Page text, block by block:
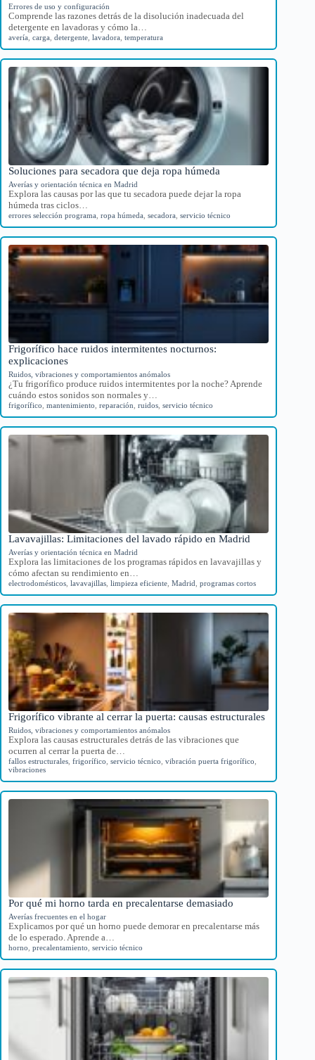
Errores de uso y configuración
Comprende las razones detrás de la disolución inadecuada del
detergente en lavadoras y cómo la…
avería carga detergente lavadora temperatura
Soluciones para secadora que deja ropa húmeda
Averías y orientación técnica en Madrid
Explora las causas por las que tu secadora puede dejar la ropa
húmeda tras ciclos…
errores selección programa ropa húmeda secadora servicio técnico
Frigorífico hace ruidos intermitentes nocturnos:
explicaciones
Ruidos, vibraciones y comportamientos anómalos
¿Tu frigorífico produce ruidos intermitentes por la noche? Aprende
cuándo estos sonidos son normales y…
frigorífico mantenimiento reparación ruidos servicio técnico
Lavavajillas: Limitaciones del lavado rápido en Madrid
Averías y orientación técnica en Madrid
Explora las limitaciones de los programas rápidos en lavavajillas y
cómo afectan su rendimiento en…
electrodomésticos lavavajillas limpieza eficiente Madrid programas cortos
Frigorífico vibrante al cerrar la puerta: causas estructurales
Ruidos, vibraciones y comportamientos anómalos
Explora las causas estructurales detrás de las vibraciones que
ocurren al cerrar la puerta de…
fallos estructurales frigorífico servicio técnico vibración puerta frigorífico
vibraciones
Por qué mi horno tarda en precalentarse demasiado
Averías frecuentes en el hogar
Explicamos por qué un horno puede demorar en precalentarse más
de lo esperado. Aprende a…
horno precalentamiento servicio técnico